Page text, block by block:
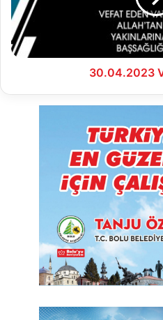
30.04.2023